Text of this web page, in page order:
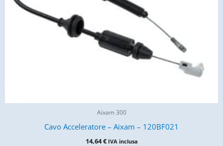
Aixam 300
Cavo Acceleratore – Aixam – 120BF021
14,64€ IVA inclusa